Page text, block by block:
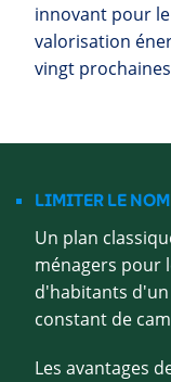
innovant pour
valorisation
vingt
LIMITER LE
Un plan
ménagers pour
d'habitants
constant de
Les avantages